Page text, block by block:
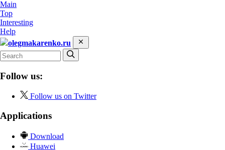
Main
Top
Interesting
Help
olegmakarenko.ru
Follow us:
Follow us on Twitter
Applications
Download
Huawei